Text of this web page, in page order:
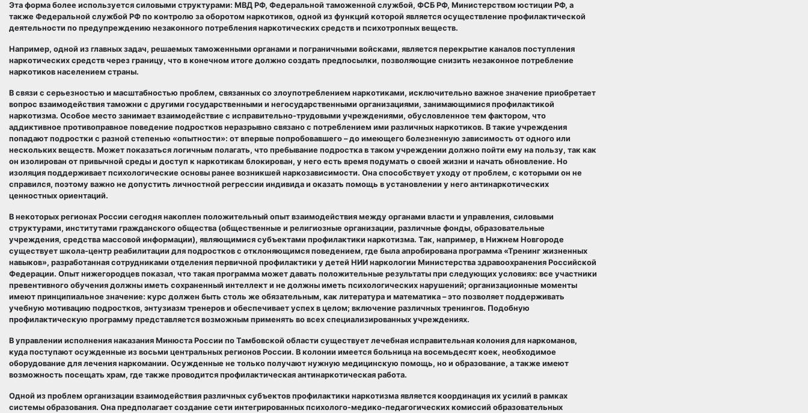
Эта форма более используется силовыми структурами: МВД РФ, Федеральной таможенной службой, ФСБ РФ, Министерством юстиции РФ, а
также Федеральной службой РФ по контролю за оборотом наркотиков, одной из функций которой является осуществление профилактической
деятельности по предупреждению незаконного потребления наркотических средств и психотропных веществ.
Например, одной из главных задач, решаемых таможенными органами и пограничными войсками, является перекрытие каналов поступления
наркотических средств через границу, что в конечном итоге должно создать предпосылки, позволяющие снизить незаконное потребление
наркотиков населением страны.
В связи с серьезностью и масштабностью проблем, связанных со злоупотреблением наркотиками, исключительно важное значение приобретает
вопрос взаимодействия таможни с другими государственными и негосударственными организациями, занимающимися профилактикой
наркотизма. Особое место занимает взаимодействие с исправительно-трудовыми учреждениями, обусловленное тем фактором, что
аддиктивное противоправное поведение подростков неразрывно связано с потреблением ими различных наркотиков. В такие учреждения
попадают подростки с разной степенью «опытности»: от впервые попробовавшего – до имеющего болезненную зависимость от одного или
нескольких веществ. Может показаться логичным полагать, что пребывание подростка в таком учреждении должно пойти ему на пользу, так как
он изолирован от привычной среды и доступ к наркотикам блокирован, у него есть время подумать о своей жизни и начать обновление. Но
изоляция поддерживает психологические основы ранее возникшей наркозависимости. Она способствует уходу от проблем, с которыми он не
справился, поэтому важно не допустить личностной регрессии индивида и оказать помощь в установлении у него антинаркотических
ценностных ориентаций.
В некоторых регионах России сегодня накоплен положительный опыт взаимодействия между органами власти и управления, силовыми
структурами, институтами гражданского общества (общественные и религиозные организации, различные фонды, образовательные
учреждения, средства массовой информации), являющимися субъектами профилактики наркотизма. Так, например, в Нижнем Новгороде
существует школа-центр реабилитации для подростков с отклоняющимся поведением, где была апробирована программа «Тренинг жизненных
навыков», разработанная сотрудниками отделения первичной профилактики у детей НИИ наркологии Министерства здравоохранения Российской
Федерации. Опыт нижегородцев показал, что такая программа может давать положительные результаты при следующих условиях: все участники
превентивного обучения должны иметь сохраненный интеллект и не должны иметь психологических нарушений; организационные моменты
имеют принципиальное значение: курс должен быть столь же обязательным, как литература и математика – это позволяет поддерживать
учебную мотивацию подростков, энтузиазм тренеров и обеспечивает успех в целом; включение различных тренингов. Подобную
профилактическую программу представляется возможным применять во всех специализированных учреждениях.
В управлении исполнения наказания Минюста России по Тамбовской области существует лечебная исправительная колония для наркоманов,
куда поступают осужденные из восьми центральных регионов России. В колонии имеется больница на восемьдесят коек, необходимое
оборудование для лечения наркомании. Осужденные не только получают нужную медицинскую помощь, но и образование, а также имеют
возможность посещать храм, где также проводится профилактическая антинаркотическая работа.
Одной из проблем организации взаимодействия различных субъектов профилактики наркотизма является координация их усилий в рамках
системы образования. Она предполагает создание сети интегрированных психолого-медико-педагогических комиссий образовательных